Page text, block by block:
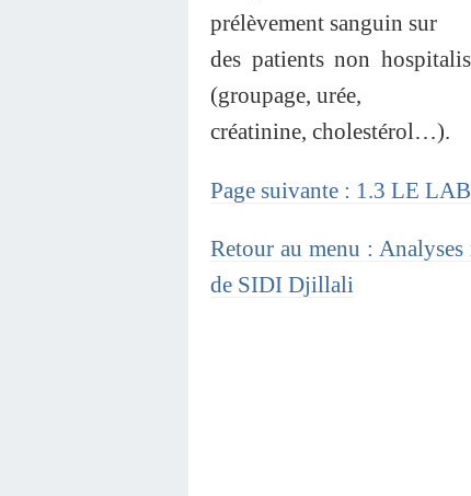
prélèvement sanguin sur
des patients non
(groupage, urée,
créatinine, cholestérol…).
Page suivante : 1.3 LE
Retour au menu :
de SIDI Djillali